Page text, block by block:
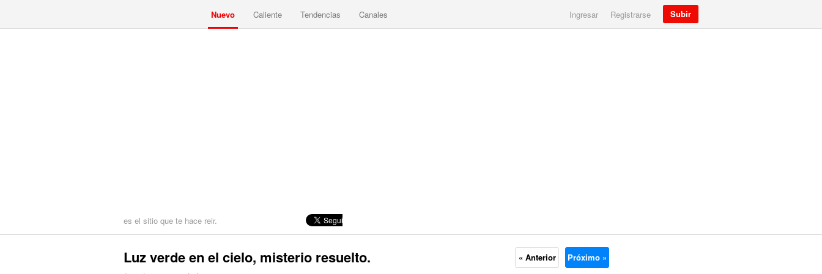
Nuevo Caliente Tendencias Canales Ingresar Registrarse Subir
es el sitio que te hace reir.
Luz verde en el cielo, misterio resuelto. « Anterior Próximo »